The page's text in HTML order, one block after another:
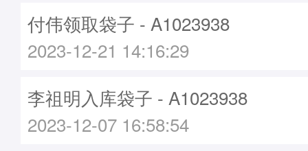
付伟领取袋子 - A1023938
2023-12-21 14:16:29
李祖明入库袋子 - A1023938
2023-12-07 16:58:54